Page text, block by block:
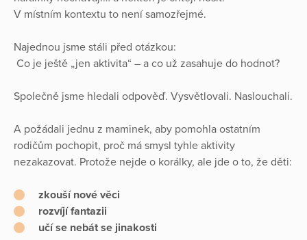
V místním kontextu to není samozřejmé.
Najednou jsme stáli před otázkou:
Co je ještě „jen aktivita“ – a co už zasahuje do hodnot?
Společně jsme hledali odpověď. Vysvětlovali. Naslouchali.
A požádali jednu z maminek, aby pomohla ostatním
rodičům pochopit, proč má smysl tyhle aktivity
nezakazovat. Protože nejde o korálky, ale jde o to, že děti:
zkouší nové věci
rozvíjí fantazii
učí se nebát se jinakosti